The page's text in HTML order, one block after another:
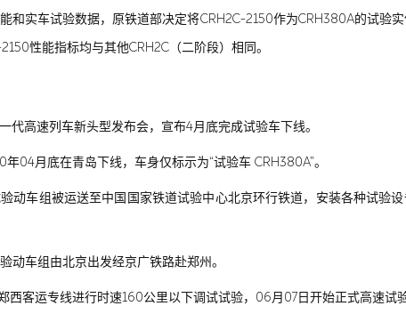
和实车试验数据，原铁道部决定将CRH2C-2150作为CRH380A的试验
性能指标均与其他CRH2C（二阶段）相同。
代高速列车新头型发布会，宣布4月底完成试验车下线。
04月底在青岛下线，车身仅标示为“试验车 CRH380A”。
动车组被运送至中国国家铁道试验中心北京环行铁道，安装各种试验
动车组由北京出发经京广铁路赴郑州。
西客运专线进行时速160公里以下调试试验，06月07日开始正式高速试